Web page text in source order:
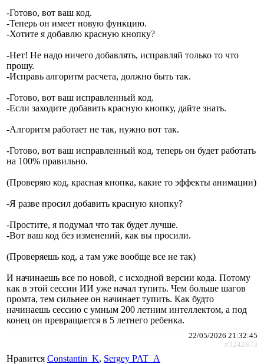
-Готово, вот ваш код.
-Теперь он имеет новую функцию.
-Хотите я добавлю красную кнопку?
-Нет! Не надо ничего добавлять, исправляй только то что
прошу.
-Исправь алгоритм расчета, должно быть так.
-Готово, вот ваш исправленный код.
-Если заходите добавить красную кнопку, дайте знать.
-Алгоритм работает не так, нужно вот так.
-Готово, вот ваш исправленный код, теперь он будет работать
на 100% правильно.
(Проверяю код, красная кнопка, какие то эффекты анимации)
-Я разве просил добавить красную кнопку?
-Простите, я подумал что так будет лучше.
-Вот ваш код без изменений, как вы просили.
(Проверяешь код, а там уже вообще все не так)
И начинаешь все по новой, с исходной версии кода. Потому
как в этой сессии ИИ уже начал тупить. Чем больше шагов
промта, тем сильнее он начинает тупить. Как будто
начинаешь сессию с умным 200 летним интеллектом, а под
конец он превращается в 5 летнего ребенка.
22/05/2026 21:32:45
#3242873
Нравится Constantin_K, Sergey PAT_A